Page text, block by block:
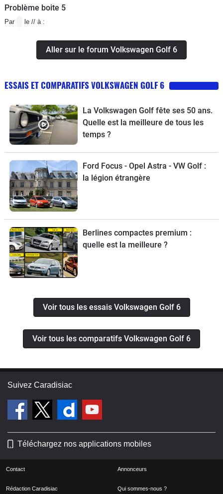
Problème boite 5
Par le // à :
Aller sur le forum Volkswagen Golf 6
ESSAIS ET COMPARATIFS VOLKSWAGEN GOLF 6
La Volkswagen Golf fête ses 50 ans.
Quelle est la meilleure de tous les
temps ?
Ford Focus - Opel Astra - VW Golf :
la légion étrangère
Berlines compactes premium :
quelle est la meilleure ?
Voir tous les essais Volkswagen Golf 6
Voir tous les comparatifs Volkswagen Golf 6
Suivez Caradisiac
Téléchargez nos applications mobiles
Contact Annonceurs
Rédaction Caradisiac Qui sommes-nous ?